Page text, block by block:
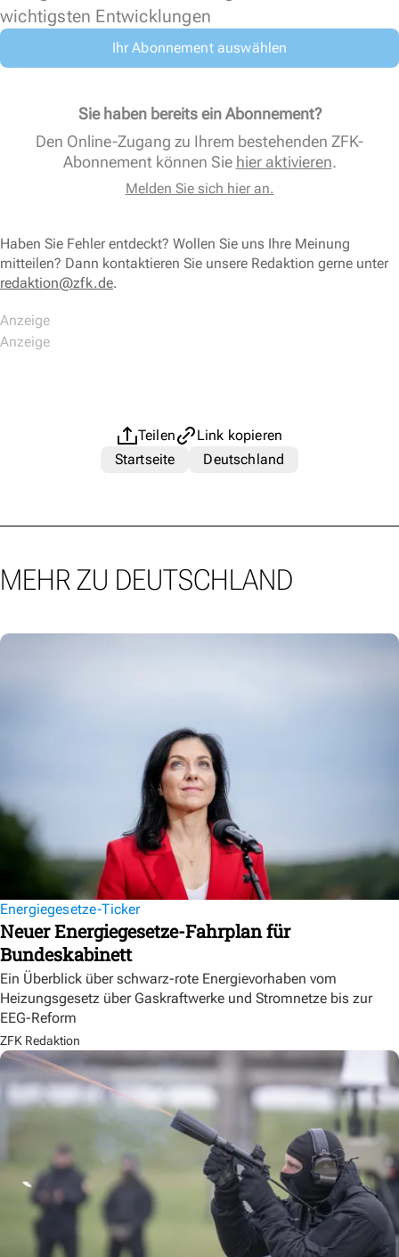
wichtigsten Entwicklungen
Ihr Abonnement auswählen
Sie haben bereits ein Abonnement?
Den Online-Zugang zu Ihrem bestehenden ZFK-
Abonnement können Sie hier aktivieren.
Melden Sie sich hier an.
Haben Sie Fehler entdeckt? Wollen Sie uns Ihre Meinung
mitteilen? Dann kontaktieren Sie unsere Redaktion gerne unter
redaktion@zfk.de.
Teilen
Link kopieren
Startseite
Deutschland
MEHR ZU DEUTSCHLAND
Energiegesetze-Ticker
Neuer Energiegesetze-Fahrplan für
Bundeskabinett
Ein Überblick über schwarz-rote Energievorhaben vom
Heizungsgesetz über Gaskraftwerke und Stromnetze bis zur
EEG-Reform
ZFK Redaktion